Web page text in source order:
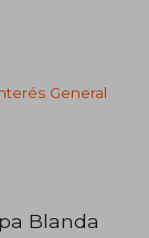
General
Blanda